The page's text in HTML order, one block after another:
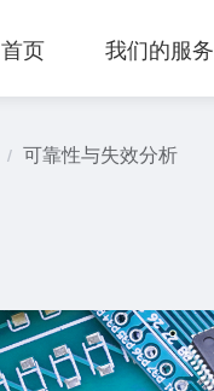
首页 我们的服务
/ 可靠性与失效分析